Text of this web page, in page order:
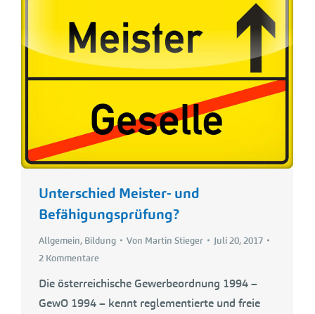
Unterschied Meister- und
Befähigungsprüfung?
Allgemein, Bildung Von Martin Stieger
Juli 20, 2017
2 Kommentare
Die österreichische Gewerbeordnung 1994 –
GewO 1994 – kennt reglementierte und freie